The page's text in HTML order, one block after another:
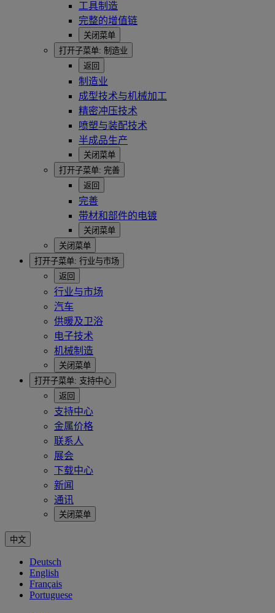
工具制造
完整的增值链
关闭菜单
打开子菜单: 制造业
返回
制造业
成型技术与机械加工
精密冲压技术
喷塑与装配技术
半成品生产
关闭菜单
打开子菜单: 完善
返回
完善
带材和部件的电镀
关闭菜单
关闭菜单
打开子菜单: 行业与市场
返回
行业与市场
汽车
供暖及卫浴
电子技术
机械制造
关闭菜单
打开子菜单: 支持中心
返回
支持中心
金属价格
联系人
展会
下载中心
新闻
通讯
关闭菜单
中文
Deutsch
English
Français
Portuguese